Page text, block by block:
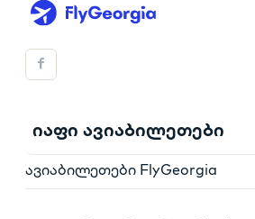
იაფი ავიაბილეთები
ავიაბილეთები FlyGeorgia